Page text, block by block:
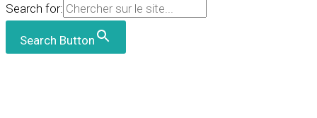
Search for:
Search Button